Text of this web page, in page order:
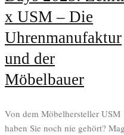
x USM – Die
Uhrenmanufaktur
und der
Möbelbauer
Von dem Möbelhersteller USM
haben Sie noch nie gehört? Mag